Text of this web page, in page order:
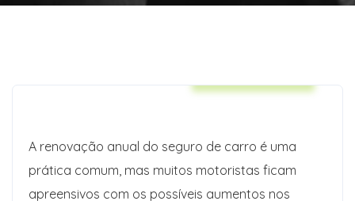
A renovação anual do seguro de carro é uma
prática comum, mas muitos motoristas ficam
apreensivos com os possíveis aumentos nos